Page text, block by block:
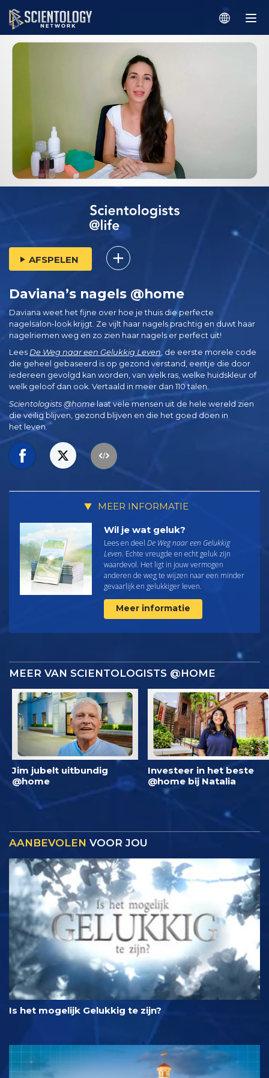
AFSPELEN
Daviana’s nagels @home
Daviana weet het fijne over hoe je thuis die perfecte
nagelsalon-look krijgt. Ze vijlt haar nagels prachtig en duwt haar
nagelriemen weg en zo zien haar nagels er perfect uit!
Lees De Weg naar een Gelukkig Leven, de eerste morele code
die geheel gebaseerd is op gezond verstand, eentje die door
iedereen gevolgd kan worden, van welk ras, welke huidskleur of
welk geloof dan ook. Vertaald in meer dan 110 talen.
Scientologists @home laat vele mensen uit de hele wereld zien
die veilig blijven, gezond blijven en die het goed doen in
het leven.
MEER INFORMATIE
Wil je wat geluk?
Lees en deel De Weg naar een Gelukkig
Leven. Echte vreugde en echt geluk zijn
waardevol. Het ligt in jouw vermogen
anderen de weg te wijzen naar een minder
gevaarlijk en gelukkiger leven.
Meer informatie
MEER VAN SCIENTOLOGISTS @HOME
Jim jubelt uitbundig
@home
Investeer in het beste
@home bij Natalia
AANBEVOLEN VOOR JOU
Is het mogelijk Gelukkig te zijn?